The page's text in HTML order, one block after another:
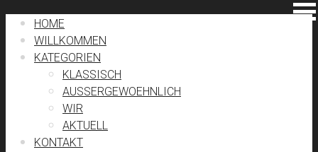
HOME
WILLKOMMEN
KATEGORIEN
KLASSISCH
AUSSERGEWOEHNLICH
WIR
AKTUELL
KONTAKT